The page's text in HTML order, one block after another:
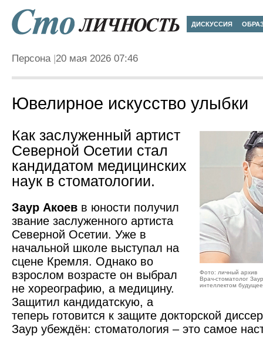
ДИСКУССИЯ
Персона 20 мая 2026 07:46
Ювелирное искусство улыбки
Фото: личный архив
Врач-стоматолог
интеллектом
Как заслуженный артист
Северной Осетии стал
кандидатом медицинских
наук в стоматологии.
Заур Акоев в юности получил
звание заслуженного артиста
Северной Осетии. Уже в
начальной школе выступал на
сцене Кремля. Однако во
взрослом возрасте он выбрал
не хореографию, а медицину.
Защитил кандидатскую, а
теперь готовится к защите док­торской
Заур убеждён: стоматология – это самое